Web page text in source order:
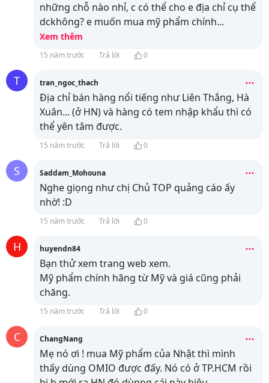
những chỗ nào nhỉ, c có thể cho e địa chỉ cụ thể
dckhông? e muốn mua mỹ phẩm chính...
Xem thêm
15 năm trước Trả lời 0
T tran_ngoc_thach
Địa chỉ bán hàng nổi tiếng như Liên Thắng, Hà
Xuân... (ở HN) và hàng có tem nhập khẩu thì có
thể yên tâm được.
15 năm trước Trả lời 0
S Saddam_Mohouna
Nghe giọng như chị Chủ TOP quảng cáo ấy
nhờ! :D
15 năm trước Trả lời 0
H huyendn84
Bạn thử xem trang web xem.
Mỹ phẩm chính hãng từ Mỹ và giá cũng phải
chăng.
15 năm trước Trả lời 0
C ChangNang
Mẹ nó ơi ! mua Mỹ phẩm của Nhật thì mình
thấy dùng OMIO được đấy. Nó có ở TP.HCM rồi